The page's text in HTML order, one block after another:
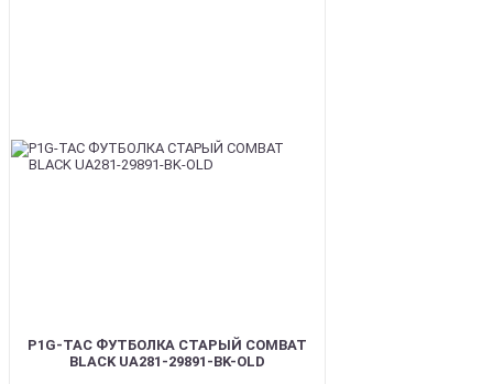
P1G-TAC ФУТБОЛКА СТАРЫЙ COMBAT
BLACK UA281-29891-BK-OLD